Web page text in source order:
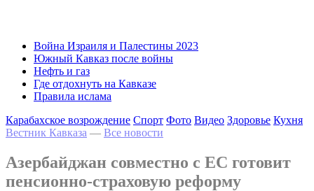
Война Израиля и Палестины 2023
Южный Кавказ после войны
Нефть и газ
Где отдохнуть на Кавказе
Правила ислама
Карабахское возрождение Спорт Фото Видео Здоровье Кухня
Вестник Кавказа — Все новости
Азербайджан совместно с ЕС готовит
пенсионно-страховую реформу